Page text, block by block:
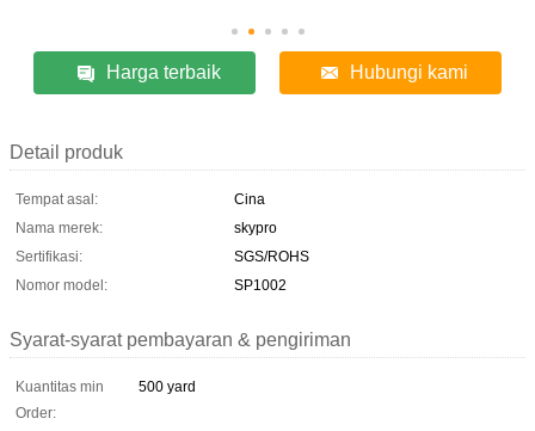
Harga terbaik Hubungi kami
Detail produk
Tempat asal:
Cina
Nama merek:
skypro
Sertifikasi:
SGS/ROHS
Nomor model:
SP1002
Syarat-syarat pembayaran & pengiriman
Kuantitas min
Order:
500 yard